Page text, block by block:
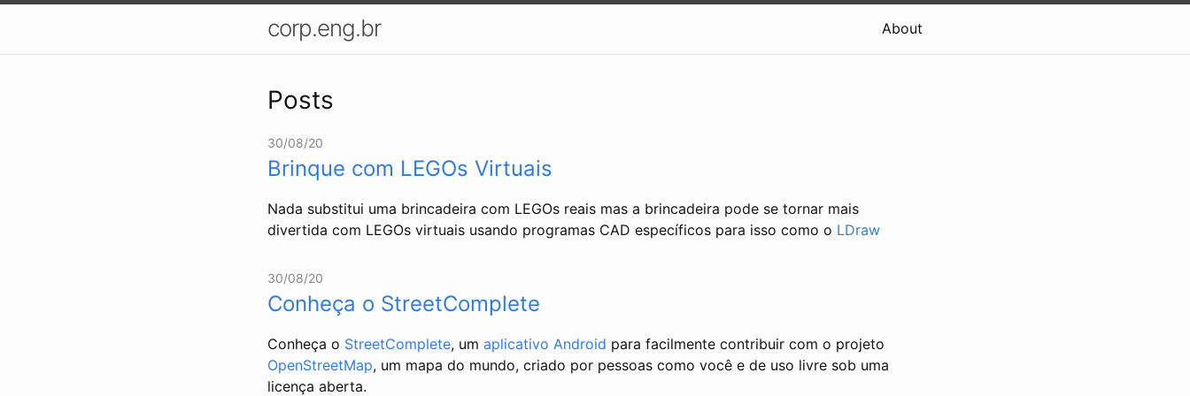
corp.eng.br About
Posts
30/08/20
Brinque com LEGOs Virtuais
Nada substitui uma brincadeira com LEGOs reais mas a brincadeira pode se tornar mais
divertida com LEGOs virtuais usando programas CAD específicos para isso como o LDraw
30/08/20
Conheça o StreetComplete
Conheça o StreetComplete, um aplicativo Android para facilmente contribuir com o projeto
OpenStreetMap, um mapa do mundo, criado por pessoas como você e de uso livre sob uma
licença aberta.